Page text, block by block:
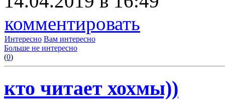
комментировать
Интересно Вам интересно
Больше не интересно
(0)
кто читает хохмы))